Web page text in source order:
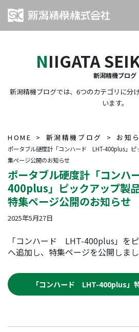
NIIGATA
新潟精機ブログ
新潟精機ブログでは、6つのカテゴリに分
います。
HOME 新潟精機ブログ お知
ポータブル硬度計「コンハード LHT-400plus」ピ
集ページ公開のお知らせ
ポータブル硬度計「コン
400plus」ピックアップ製
特集ページ公開のお知らせ
2025年5月27日
「コンハード LHT-400plus」を
へ追加し、特集ページを公開しまし
「コンハード LHT-400plus」